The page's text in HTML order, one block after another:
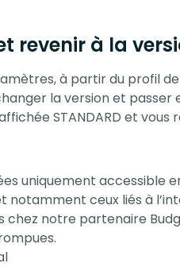
revenir à la
à partir du profil
la version et passer
STANDARD et vous
uniquement accessible
notamment ceux liés à
chez notre partenaire